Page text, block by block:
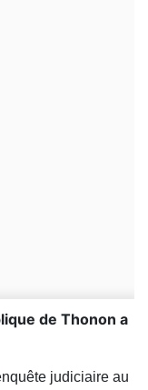
de Thonon a
judiciaire au